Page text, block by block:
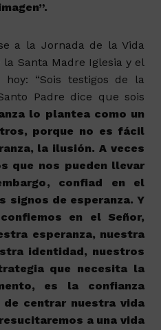
a la Jornada de la Vida
Santa Madre Iglesia y el
hoy: “Sois testigos de la
Padre dice que sois
lo plantea como un
porque no es fácil
la ilusión. A veces
que nos pueden llevar
confiad en el
signos de esperanza. Y
en el Señor,
esperanza, nuestra
identidad, nuestros
que necesita la
es la confianza
centrar nuestra vida
a una vida